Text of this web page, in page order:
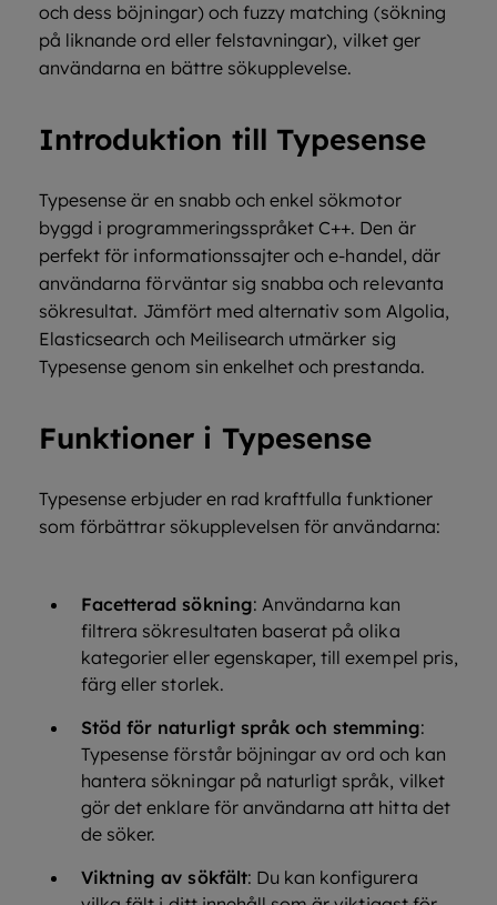
och dess böjningar) och fuzzy matching (sökning
på liknande ord eller felstavningar), vilket ger
användarna en bättre sökupplevelse.
Introduktion till Typesense
Typesense är en snabb och enkel sökmotor
byggd i programmeringsspråket C++. Den är
perfekt för informationssajter och e-handel, där
användarna förväntar sig snabba och relevanta
sökresultat. Jämfört med alternativ som Algolia,
Elasticsearch och Meilisearch utmärker sig
Typesense genom sin enkelhet och prestanda.
Funktioner i Typesense
Typesense erbjuder en rad kraftfulla funktioner
som förbättrar sökupplevelsen för användarna:
Facetterad sökning: Användarna kan
filtrera sökresultaten baserat på olika
kategorier eller egenskaper, till exempel pris,
färg eller storlek.
Stöd för naturligt språk och stemming:
Typesense förstår böjningar av ord och kan
hantera sökningar på naturligt språk, vilket
gör det enklare för användarna att hitta det
de söker.
Viktning av sökfält: Du kan konfigurera